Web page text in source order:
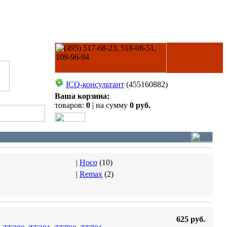
ICQ-консультант (455160882)
Ваша корзина:
товаров: 0 | на сумму 0 руб.
| Hoco (10)
| Remax (2)
625 руб.